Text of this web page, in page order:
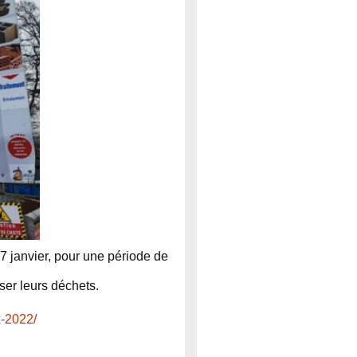
janvier, pour une période de
leurs déchets.
2022/